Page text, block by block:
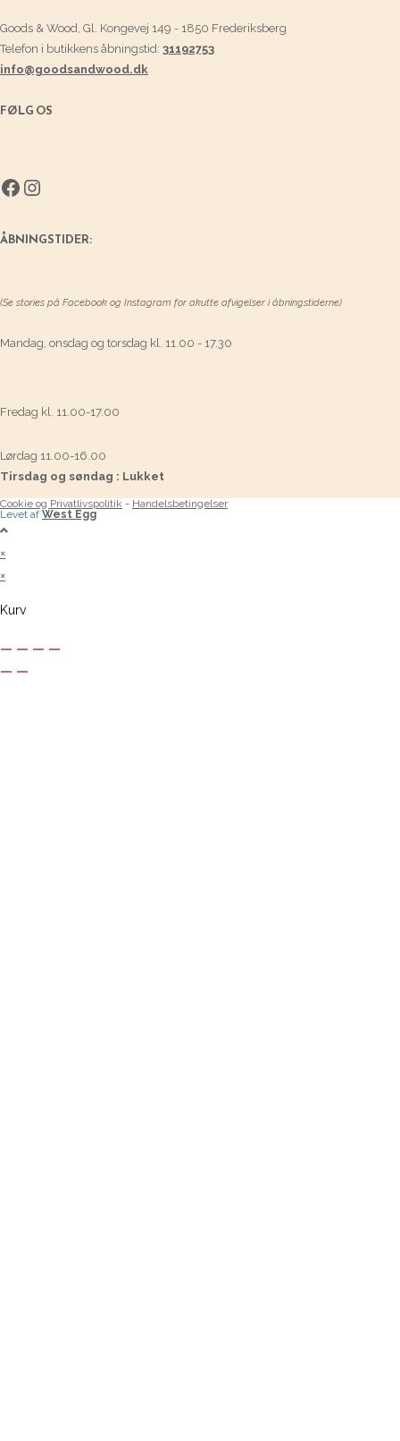
Goods & Wood, Gl. Kongevej 149 - 1850 Frederiksberg
Telefon i butikkens åbningstid: 31192753
info@goodsandwood.dk
FØLG OS
Facebook
Instagram
ÅBNINGSTIDER:
(Se stories på Facebook og Instagram for akutte afvigelser i åbningstiderne)
Mandag, onsdag og torsdag kl. 11.00 - 17.30
Fredag kl. 11.00-17.00
Lørdag 11.00-16.00
Tirsdag og søndag : Lukket
Cookie og Privatlivspolitik - Handelsbetingelser
Levet af West Egg
×
×
Kurv